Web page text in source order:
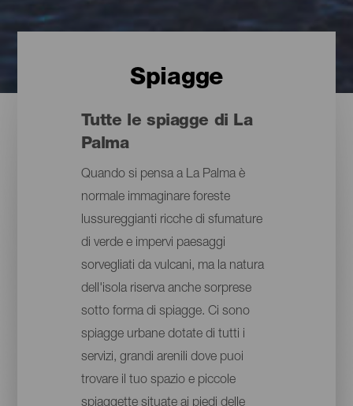
Spiagge
Tutte le spiagge di La
Palma
Quando si pensa a La Palma è
normale immaginare foreste
lussureggianti ricche di sfumature
di verde e impervi paesaggi
sorvegliati da vulcani, ma la natura
dell'isola riserva anche sorprese
sotto forma di spiagge. Ci sono
spiagge urbane dotate di tutti i
servizi, grandi arenili dove puoi
trovare il tuo spazio e piccole
spiaggette situate ai piedi delle